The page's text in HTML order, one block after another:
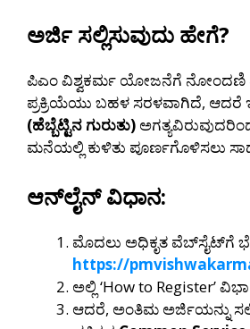
ಅರ್ಜಿ ಸಲ್ಲಿಸುವುದು ಹೇಗೆ?
ಪಿಎಂ ವಿಶ್ವಕರ್ಮ ಯೋಜನೆಗೆ ನೋಂದಣಿ
ಪ್ರಕ್ರಿಯೆಯು ಬಹಳ ಸರಳವಾಗಿದೆ, ಆದರೆ
(ಹೆಬ್ಬೆಟ್ಟಿನ ಗುರುತು)
ಮನೆಯಲ್ಲಿ ಕುಳಿತು ಪೂರ್ಣಗೊಳಿಸಲು
ಆನ್‌ಲೈನ್ ವಿಧಾನ:
ಮೊದಲು ಅಧಿಕೃತ ವೆಬ್‌ಸೈಟ್‌ಗೆ
https://
ಅಲ್ಲಿ ‘How to Register’
ಆದರೆ, ಅಂತಿಮ ಅರ್ಜಿಯನ್ನು